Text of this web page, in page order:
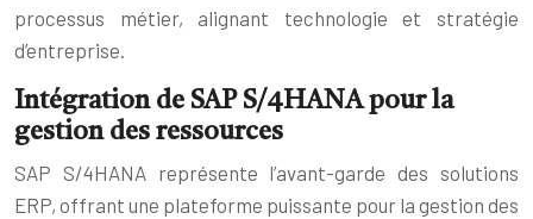
processus métier, alignant technologie et stratégie
d’entreprise.
Intégration de SAP S/4HANA pour la
gestion des ressources
SAP S/4HANA représente l’avant-garde des solutions
ERP, offrant une plateforme puissante pour la gestion des